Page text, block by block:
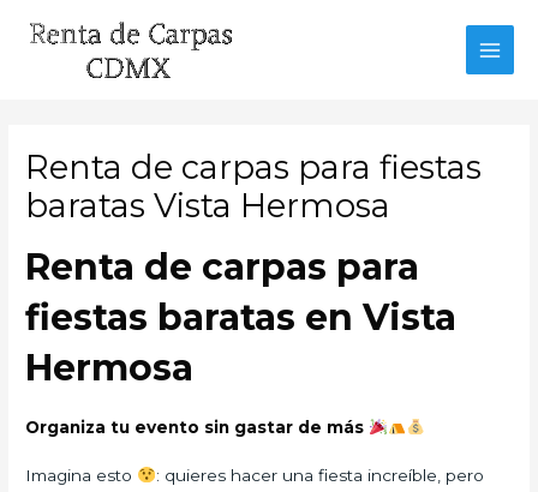
Renta de carpas para fiestas
baratas Vista Hermosa
Renta de carpas para
fiestas baratas en Vista
Hermosa
Organiza tu evento sin gastar de más
Imagina esto
: quieres hacer una fiesta increíble, pero